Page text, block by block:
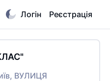
Логін Реєстрація
ВУЛИЦЯ